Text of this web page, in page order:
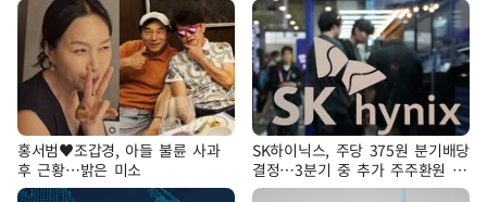
홍서범♥조갑경, 아들 불륜 사과
후 근황…밝은 미소
SK하이닉스, 주당 375원 분기배당
결정…3분기 중 추가 주주환원 발
표